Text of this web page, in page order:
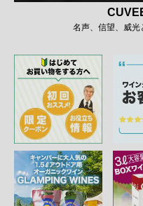
名声、信望、威光